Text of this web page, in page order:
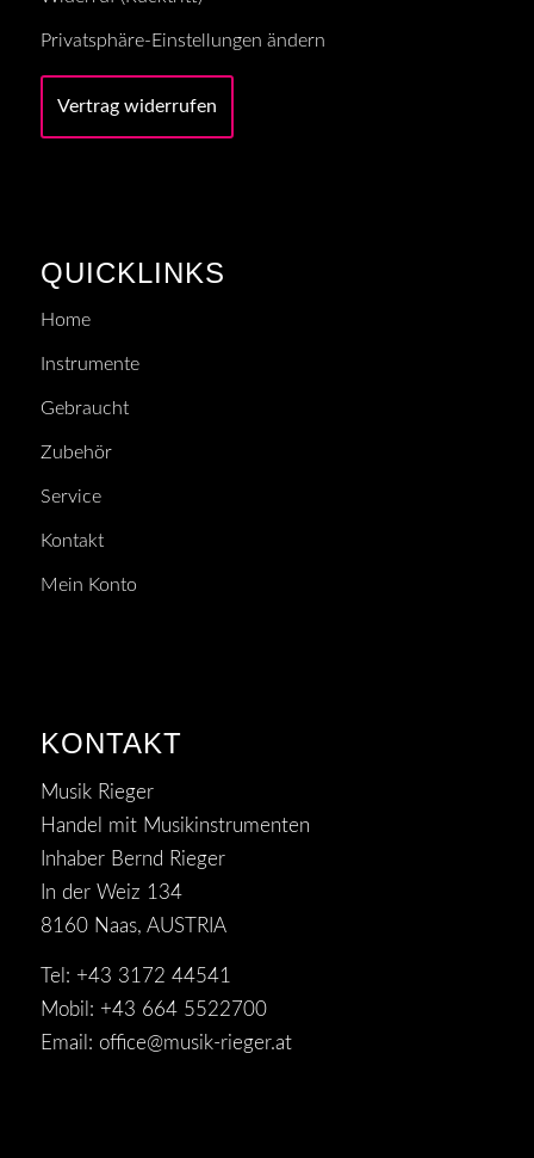
Privatsphäre-Einstellungen ändern
Vertrag widerrufen
QUICKLINKS
Home
Instrumente
Gebraucht
Zubehör
Service
Kontakt
Mein Konto
KONTAKT
Musik Rieger
Handel mit Musikinstrumenten
Inhaber Bernd Rieger
In der Weiz 134
8160 Naas, AUSTRIA
Tel: +43 3172 44541
Mobil: +43 664 5522700
Email: office@musik-rieger.at